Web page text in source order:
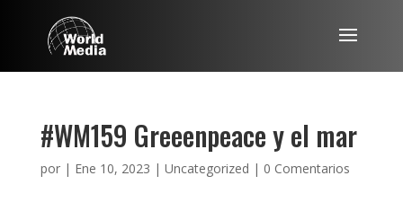
#WM159 Greeenpeace y el mar
por | Ene 10, 2023 | Uncategorized | 0 Comentarios